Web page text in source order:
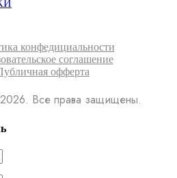
конфедициальности
соглашение
офферта
Все права защищены.